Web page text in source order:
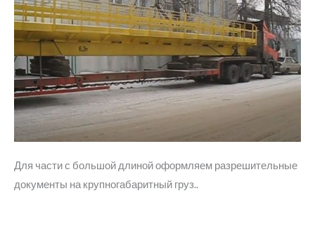
Для части с большой длиной оформляем разрешительные
документы на крупногабаритный груз..